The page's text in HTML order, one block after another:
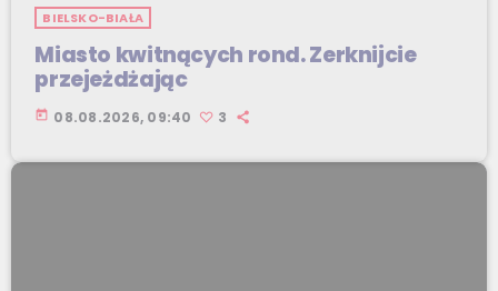
BIELSKO-BIAŁA
Miasto kwitnących rond. Zerknijcie
przejeżdżając
today 08.08.2026, 09:40 3